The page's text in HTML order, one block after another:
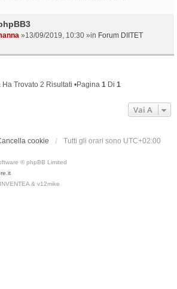
»13/09/2019, 10:30 »in Forum DIITET
Ha Trovato 2 Risultati •Pagina 1 Di 1
Vai A
cookie Tutti gli orari sono UTC+02:00
© phpBB Limited
& v12mike